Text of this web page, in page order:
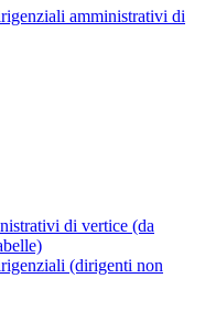
amministrativi di
di vertice (da
(dirigenti non